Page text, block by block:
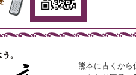
熊本に古くから